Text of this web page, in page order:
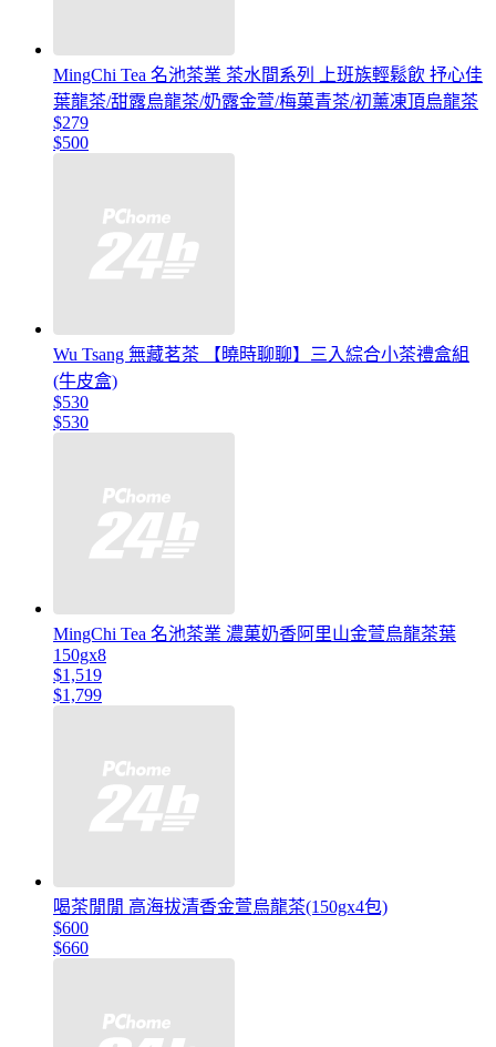
MingChi Tea 名池茶業 茶水間系列 上班族輕鬆飲 抒心佳
葉龍茶/甜露烏龍茶/奶露金萱/梅菓青茶/初薰凍頂烏龍茶
$279
$500
Wu Tsang 無藏茗茶 【曉時聊聊】三入綜合小茶禮盒組
(牛皮盒)
$530
$530
MingChi Tea 名池茶業 濃菓奶香阿里山金萱烏龍茶葉
150gx8
$1,519
$1,799
喝茶閒閒 高海拔清香金萱烏龍茶(150gx4包)
$600
$660